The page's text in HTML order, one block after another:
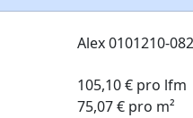
Alex 0101210-
105,10 € pro lfm
75,07 € pro m²